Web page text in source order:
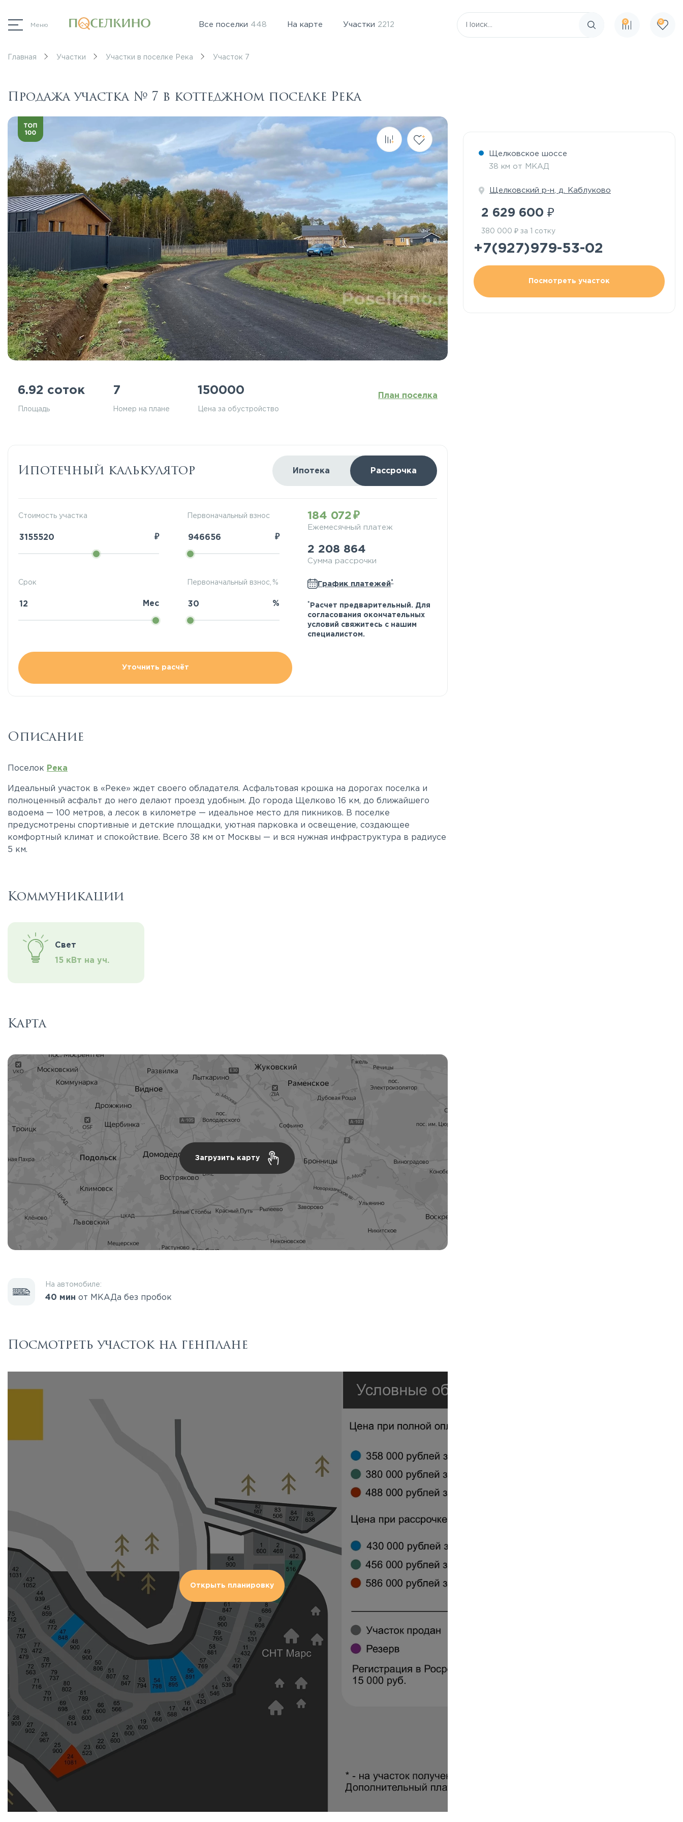
Меню Все поселки 448 На карте Участки 2212
Поиск по сайту
0 0
Главная Участки Участки в поселке Река Участок 7
Продажа участка № 7 в коттеджном поселке Река
6.92 соток
Площадь
7
Номер на плане
150000
Цена за обустройство
План поселка
Ипотечный калькулятор Ипотека Рассрочка
Стоимость участка
₽
Первоначальный взнос
₽
Срок
Мес
Первоначальный взнос, %
%
Уточнить расчёт
184 072
Ежемесячный платеж
2 208 864
Сумма рассрочки
График платежей*
* Расчет предварительный. Для
согласования окончательных
условий свяжитесь с нашим
специалистом.
Описание
Поселок Река
Идеальный участок в «Реке» ждет своего обладателя. Асфальтовая крошка на дорогах поселка и
полноценный асфальт до него делают проезд удобным. До города Щелково 16 км, до ближайшего
водоема — 100 метров, а лесок в километре — идеальное место для пикников. В поселке
предусмотрены спортивные и детские площадки, уютная парковка и освещение, создающее
комфортный климат и спокойствие. Всего 38 км от Москвы — и вся нужная инфраструктура в радиусе
5 км.
Коммуникации
Свет
15 кВт на уч.
Карта
Загрузить карту
На автомобиле:
40 мин от МКАДа без пробок
Посмотреть участок на генплане
Открыть планировку
Щелковское шоссе
38 км от МКАД
Щелковский р-н д. Каблуково
2 629 600 ₽
380 000 ₽ за 1 сотку
+7(927)979-53-02
Посмотреть участок